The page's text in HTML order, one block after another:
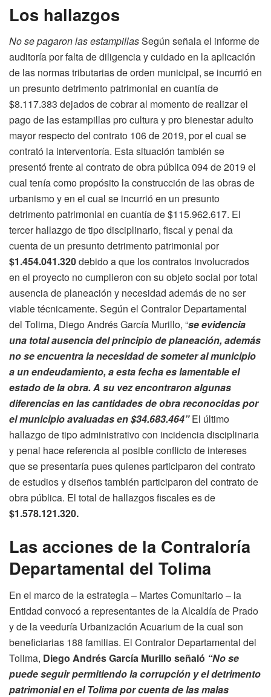
Los hallazgos
No se pagaron las estampillasSegún señala el informe de
auditoría por falta de diligencia y cuidado en la aplicación
de las normas tributarias de orden municipal, se incurrió en
un presunto detrimento patrimonial en cuantía de
$8.117.383 dejados de cobrar al momento de realizar el
pago de las estampillas pro cultura y pro bienestar adulto
mayor respecto del contrato 106 de 2019, por el cual se
contrató la interventoría. Esta situación también se
presentó frente al contrato de obra pública 094 de 2019 el
cual tenía como propósito la construcción de las obras de
urbanismo y en el cual se incurrió en un presunto
detrimento patrimonial en cuantía de $115.962.617. El
tercer hallazgo de tipo disciplinario, fiscal y penal da
cuenta de un presunto detrimento patrimonial por
$1.454.041.320debido a que los contratos involucrados
en el proyecto no cumplieron con su objeto social por total
ausencia de planeación y necesidad además de no ser
viable técnicamente. Según el Contralor Departamental
del Tolima, Diego Andrés García Murillo, “se evidencia
una total ausencia del principio de planeación, además
no se encuentra la necesidad de someter al municipio
a un endeudamiento, a esta fecha es lamentable el
estado de la obra. A su vez encontraron algunas
diferencias en las cantidades de obra reconocidas por
el municipio avaluadas en $34.683.464” El último
hallazgo de tipo administrativo con incidencia disciplinaria
y penal hace referencia al posible conflicto de intereses
que se presentaría pues quienes participaron del contrato
de estudios y diseños también participaron del contrato de
obra pública. El total de hallazgos fiscales es de
$1.578.121.320.
Las acciones de la Contraloría
Departamental del Tolima
En el marco de la estrategia – Martes Comunitario – la
Entidad convocó a representantes de la Alcaldía de Prado
y de la veeduría Urbanización Acuarium de la cual son
beneficiarias 188 familias. El Contralor Departamental del
Tolima, Diego Andrés García Murillo señaló “No se
puede seguir permitiendo la corrupción y el detrimento
patrimonial en el Tolima por cuenta de las malas